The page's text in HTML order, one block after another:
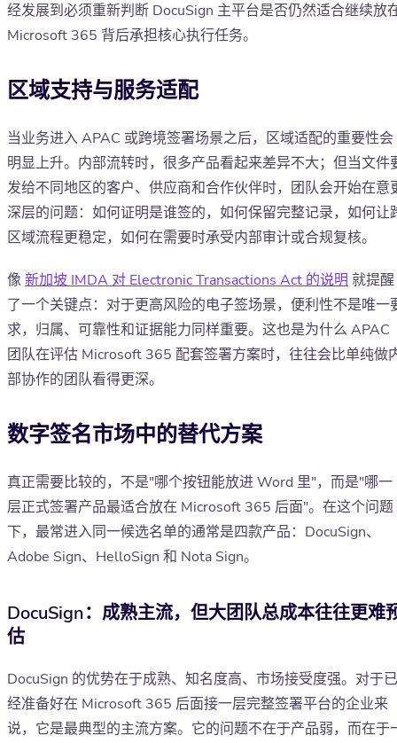
经发展到必须重新判断 DocuSign 主平台是否仍然适合继续放
Microsoft 365 背后承担核心执行任务。
区域支持与服务适配
当业务进入 APAC 或跨境签署场景之后，区域适配的重要性会
明显上升。内部流转时，很多产品看起来差异不大；但当文件
发给不同地区的客户、供应商和合作伙伴时，团队会开始在意
深层的问题：如何证明是谁签的，如何保留完整记录，如何让
区域流程更稳定，如何在需要时承受内部审计或合规复核。
像新加坡 IMDA 对 Electronic Transactions Act 的说明 就提醒
了一个关键点：对于更高风险的电子签场景，便利性不是唯一
求，归属、可靠性和证据能力同样重要。这也是为什么 APAC
团队在评估 Microsoft 365 配套签署方案时，往往会比单纯做
部协作的团队看得更深。
数字签名市场中的替代方案
真正需要比较的，不是"哪个按钮能放进 Word 里"，而是"哪一
层正式签署产品最适合放在 Microsoft 365 后面"。在这个问题
下，最常进入同一候选名单的通常是四款产品：DocuSign、
Adobe Sign、HelloSign 和 Nota Sign。
DocuSign：成熟主流，但大团队总成本往往更难
估
DocuSign 的优势在于成熟、知名度高、市场接受度强。对于已
经准备好在 Microsoft 365 后面接一层完整签署平台的企业来
说，它是最典型的主流方案。它的问题不在于产品弱，而在于